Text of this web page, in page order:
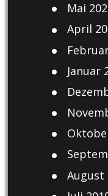
Mai
April
Januar
August